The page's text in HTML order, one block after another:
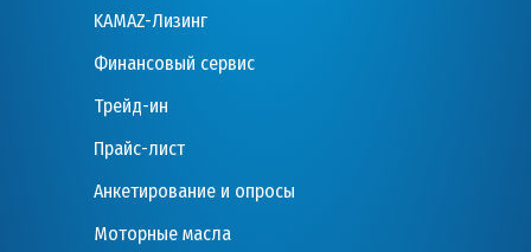
KAMAZ-Лизинг
Финансовый сервис
Трейд-ин
Прайс-лист
Анкетирование и опросы
Моторные масла